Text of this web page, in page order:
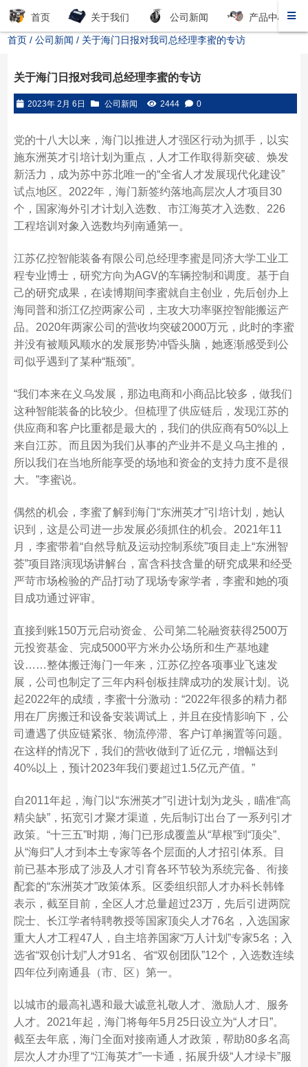
首页 关于我们 公司新闻 产品中心
首页 /公司新闻 / 关于海门日报对我司总经理李蜜的专访
关于海门日报对我司总经理李蜜的专访
2023年 2月 6日 公司新闻 2444 0
党的十八大以来，海门以推进人才强区行动为抓手，以实
施东洲英才引培计划为重点，人才工作取得新突破、焕发
新活力，成为苏中苏北唯一的“全省人才发展现代化建设”
试点地区。2022年，海门新签约落地高层次人才项目30
个，国家海外引才计划入选数、市江海英才入选数、226
工程培训对象入选数均列南通第一。
江苏亿控智能装备有限公司总经理李蜜是同济大学工业工
程专业博士，研究方向为AGV的车辆控制和调度。基于自
己的研究成果，在读博期间李蜜就自主创业，先后创办上
海同普和浙江亿控两家公司，主攻大功率驱控智能搬运产
品。2020年两家公司的营收均突破2000万元，此时的李蜜
并没有被顺风顺水的发展形势冲昏头脑，她逐渐感受到公
司似乎遇到了某种“瓶颈”。
“我们本来在义乌发展，那边电商和小商品比较多，做我们
这种智能装备的比较少。但梳理了供应链后，发现江苏的
供应商和客户比重都是最大的，我们的供应商有50%以上
来自江苏。而且因为我们从事的产业并不是义乌主推的，
所以我们在当地所能享受的场地和资金的支持力度不是很
大。”李蜜说。
偶然的机会，李蜜了解到海门“东洲英才”引培计划，她认
识到，这是公司进一步发展必须抓住的机会。2021年11
月，李蜜带着“自然导航及运动控制系统”项目走上“东洲智
荟”项目路演现场讲解台，富含科技含量的研究成果和经受
严苛市场检验的产品打动了现场专家学者，李蜜和她的项
目成功通过评审。
直接到账150万元启动资金、公司第二轮融资获得2500万
元投资基金、完成5000平方米办公场所和生产基地建
设……整体搬迁海门一年来，江苏亿控各项事业飞速发
展，公司也制定了三年内科创板挂牌成功的发展计划。说
起2022年的成绩，李蜜十分激动：“2022年很多的精力都
用在厂房搬迁和设备安装调试上，并且在疫情影响下，公
司遭遇了供应链紧张、物流停滞、客户订单搁置等问题。
在这样的情况下，我们的营收做到了近亿元，增幅达到
40%以上，预计2023年我们要超过1.5亿元产值。”
自2011年起，海门以“东洲英才”引进计划为龙头，瞄准“高
精尖缺”，拓宽引才聚才渠道，先后制订出台了一系列引才
政策。“十三五”时期，海门已形成覆盖从“草根”到“顶尖”、
从“海归”人才到本土专家等各个层面的人才招引体系。目
前已基本形成了涉及人才引育各环节较为系统完备、衔接
配套的“东洲英才”政策体系。区委组织部人才办科长韩锋
表示，截至目前，全区人才总量超过23万，先后引进两院
院士、长江学者特聘教授等国家顶尖人才76名，入选国家
重大人才工程47人，自主培养国家“万人计划”专家5名；入
选省“双创计划”人才91名、省“双创团队”12个，入选数连续
四年位列南通县（市、区）第一。
以城市的最高礼遇和最大诚意礼敬人才、激励人才、服务
人才。2021年起，海门将每年5月25日设立为“人才日”。
截至去年底，海门全面对接南通人才政策，帮助80多名高
层次人才办理了“江海英才”一卡通，拓展升级“人才绿卡”服